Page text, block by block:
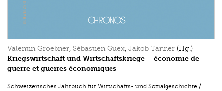
Valentin Groebner, Sébastien Guex, Jakob Tanner (Hg.)
Kriegswirtschaft und Wirtschaftskriege – économie de
guerre et guerres économiques
Schweizerisches Jahrbuch für Wirtschafts- und Sozialgeschichte /